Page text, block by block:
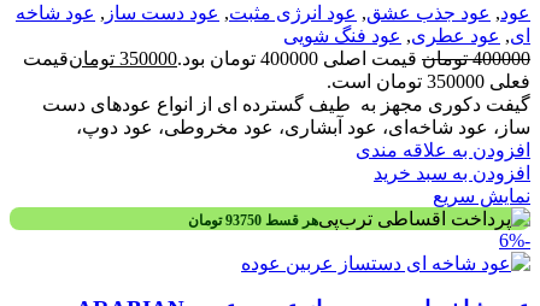
عود, عود جذب عشق, عود انرژی مثبت, عود دست ساز , عود شاخه
ای, عود عطری, عود فنگ شویی
400000 تومان قیمت اصلی 400000 تومان بود. 350000 تومانقیمت
فعلی 350000 تومان است.
گیفت دکوری مجهز به طیف گسترده ای از انواع عودهای دست
ساز، عود شاخه‌ای، عود آبشاری، عود مخروطی، عود دوپ،
افزودن به علاقه مندی
افزودن به سبد خرید
نمایش سریع
هر قسط 93750 تومان
-6%